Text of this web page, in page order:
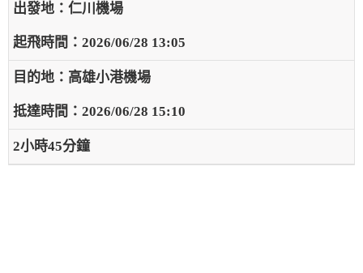
仁川機場
2026/06/28 13:05
高雄小港機場
2026/06/28 15:10
2小時45分鐘